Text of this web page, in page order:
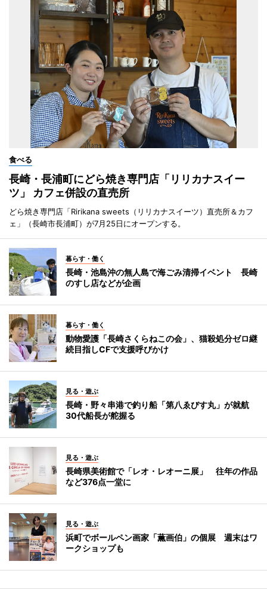
食べる
長崎・長浦町にどら焼き専門店「リリカナスイー
ツ」 カフェ併設の直売所
どら焼き専門店「Ririkana sweets（リリカナスイーツ）直売所＆カフ
ェ」（長崎市長浦町）が7月25日にオープンする。
暮らす・働く
長崎・池島沖の無人島で海ごみ清掃イベント 長崎
のすし店などが企画
暮らす・働く
動物愛護「長崎さくらねこの会」、猫殺処分ゼロ継
続目指しCFで支援呼びかけ
見る・遊ぶ
長崎・野々串港で釣り船「第八ゑびす丸」が就航
30代船長が舵握る
見る・遊ぶ
長崎県美術館で「レオ・レオーニ展」 往年の作品
など376点一堂に
見る・遊ぶ
浜町でボールペン画家「薫画伯」の個展 週末はワ
ークショップも